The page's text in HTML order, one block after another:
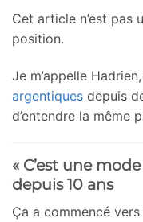
Cet article n’est pas
position.
Je m’appelle
argentiques depuis
d’entendre la même
« C’est une
depuis 10 ans
Ça a commencé